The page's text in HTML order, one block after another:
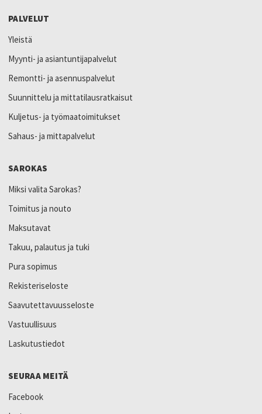
PALVELUT
Yleistä
Myynti- ja asiantuntijapalvelut
Remontti- ja asennuspalvelut
Suunnittelu ja mittatilausratkaisut
Kuljetus- ja työmaatoimitukset
Sahaus- ja mittapalvelut
SAROKAS
Miksi valita Sarokas?
Toimitus ja nouto
Maksutavat
Takuu, palautus ja tuki
Pura sopimus
Rekisteriseloste
Saavutettavuusseloste
Vastuullisuus
Laskutustiedot
SEURAA MEITÄ
Facebook